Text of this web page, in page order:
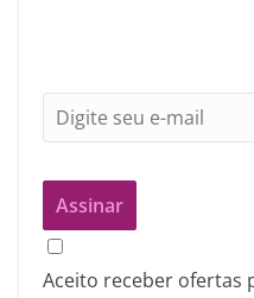
Aceito receber ofertas